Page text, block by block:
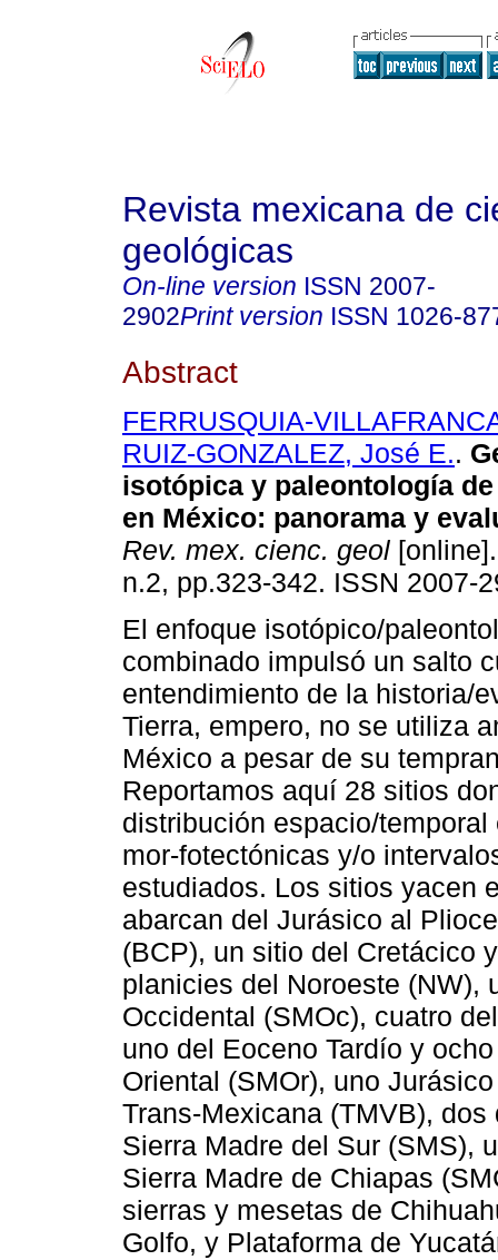
Revista mexicana de
geológicas
On-line version ISSN 2007-
2902Print version ISSN 1026-
Abstract
FERRUSQUIA-
RUIZ-GONZALEZ, José E..
isotópica y paleontología
en México: panorama y
Rev. mex. cienc. geol
n.2, pp.323-342. ISSN 2007-
El enfoque isotópico/
combinado impulsó un salto
entendimiento de la historia/
Tierra, empero, no se utiliza
México a pesar de su
Reportamos aquí 28 sitios
distribución espacio/
mor-fotectónicas y/o
estudiados. Los sitios yacen
abarcan del Jurásico al
(BCP), un sitio del Cretácico
planicies del Noroeste (NW),
Occidental (SMOc), cuatro
uno del Eoceno Tardío y
Oriental (SMOr), uno
Trans-Mexicana (TMVB),
Sierra Madre del Sur (SMS),
Sierra Madre de Chiapas
sierras y mesetas de
Golfo, y Plataforma de